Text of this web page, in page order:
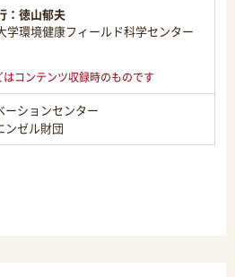
： 徳山郁夫
学環境健康フィールド科学センター
コンテンツ収録時のものです
ーションセンター
ンゼル財団